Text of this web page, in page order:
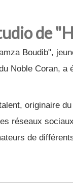
de
Boudib",
Noble Coran, a
originaire du
réseaux
de